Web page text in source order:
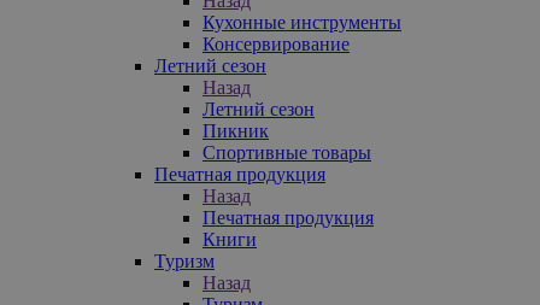
Кухонные инструменты
Консервирование
Летний сезон
Назад
Летний сезон
Пикник
Спортивные товары
Печатная продукция
Назад
Печатная продукция
Книги
Туризм
Назад